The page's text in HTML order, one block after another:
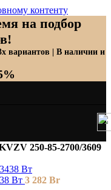
контенту
на подбор
вариантов | В наличии и
250-85-2700/3609
Вт 3 282 Br